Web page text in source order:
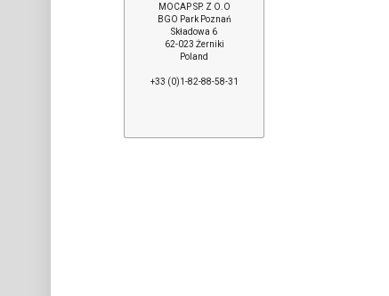
MOCAP SP. Z O.O
BGO Park Poznań
Składowa 6
62-023 Żerniki
Poland
+33 (0)1-82-88-58-31